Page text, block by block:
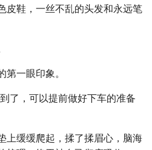
皮鞋，一丝不乱的头发和永远笔
一眼印象。
了，可以提前做好下车的准备
上缓缓爬起，揉了揉眉心，脑海